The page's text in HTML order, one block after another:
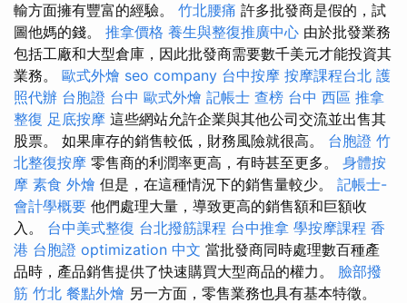
輸方面擁有豐富的經驗。 竹北腰痛 許多批發商是假的，試
圖他媽的錢。 推拿價格 養生與整復推廣中心 由於批發業務
包括工廠和大型倉庫，因此批發商需要數千美元才能投資其
業務。 歐式外燴 seo company 台中按摩 按摩課程台北 護
照代辦 台胞證 台中 歐式外燴 記帳士 查榜 台中 西區 推拿
整復 足底按摩 這些網站允許企業與其他公司交流並出售其
股票。 如果庫存的銷售較低，財務風險就很高。 台胞證 竹
北整復按摩 零售商的利潤率更高，有時甚至更多。 身體按
摩 素食 外燴 但是，在這種情況下的銷售量較少。 記帳士-
會計學概要 他們處理大量，導致更高的銷售額和巨額收
入。 台中美式整復 台北撥筋課程 台中推拿 學按摩課程 香
港 台胞證 optimization 中文 當批發商同時處理數百種產
品時，產品銷售提供了快速購買大型商品的權力。 臉部撥
筋 竹北 餐點外燴 另一方面，零售業務也具有基本特徵。